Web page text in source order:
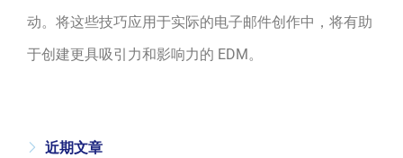
动。将这些技巧应用于实际的电子邮件创作中，将有助
于创建更具吸引力和影响力的 EDM。
近期文章